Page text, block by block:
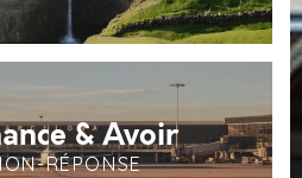
& Avoir
RÉPONSE